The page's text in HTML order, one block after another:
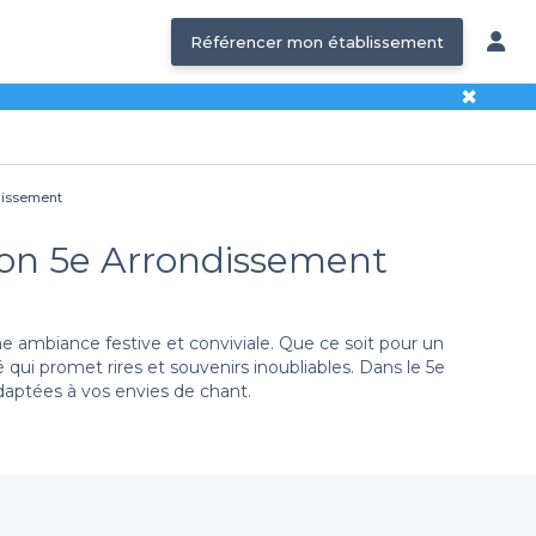
Référencer mon établissement
✖
5e Arrondissement
ambiance festive et conviviale. Que ce soit pour un
promet rires et souvenirs inoubliables. Dans le 5e
à vos envies de chant.
de salles dans le 5e arrondissement, idéales pour
réservation claires et détaillées, garantissant une